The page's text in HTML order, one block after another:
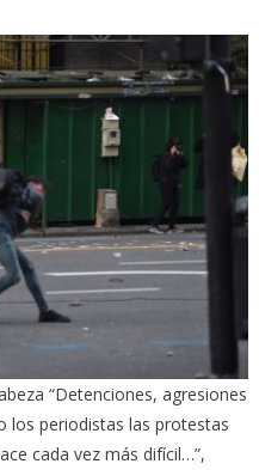
“Detenciones, agresiones
los periodistas las protestas
cada vez más difícil…”,